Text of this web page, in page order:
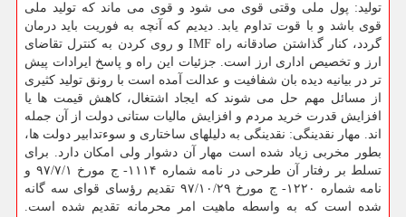
تولید: پول ملی وقتی قوی می شود و قوی می ماند كه تولید ملی
قوی باشد و با قوت تداوم یابد. دیدیم كه آنچه به فوریت باید درمان
گردد، كنار گذاشتن صادقانه راه IMF و روی كردن به كنترل تقاضای
ارز و تخصیص اداری ارز است. جزئیات این راه و پاسخ ایرادات پیش
تر در بیانیه دیده بان شفافیت و عدالت آمده است با رونق تولید كثیری
از مسائل مهم حل می شوند كه ایجاد اشتغال، كاهش قیمت ها یا
افزایش قدرت خرید مردم و افزایش مالیات ستانی دولت از آن جمله
اند. مهار نقدینگی: نقدینگی به دلیلهای ساختاری و سوءتدابیر دولت ها،
بطور مخربی زیاد شده است مهار آن دشوار ولی امكان دارد. برای
تسلط بر رفتار آن طرحی در نامه شماره ۱۱۱۴- ج مورخ ۹۷/۷/۱ و
نامه شماره ۱۲۲۰- ج مورخ ۹۷/۱۰/۲۹ تقدیم رؤسای قوای سه گانه
شده است كه به واسطه ماهیت امر محرمانه تقدیم شده است.